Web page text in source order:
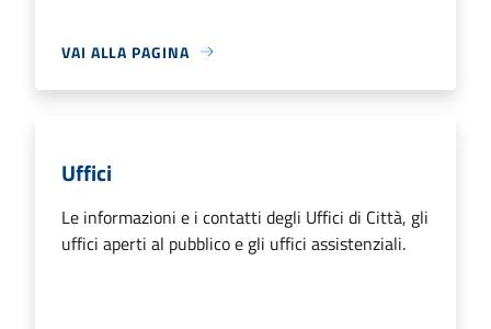
VAI ALLA PAGINA
Uffici
Le informazioni e i contatti degli Uffici di Città, gli
uffici aperti al pubblico e gli uffici assistenziali.